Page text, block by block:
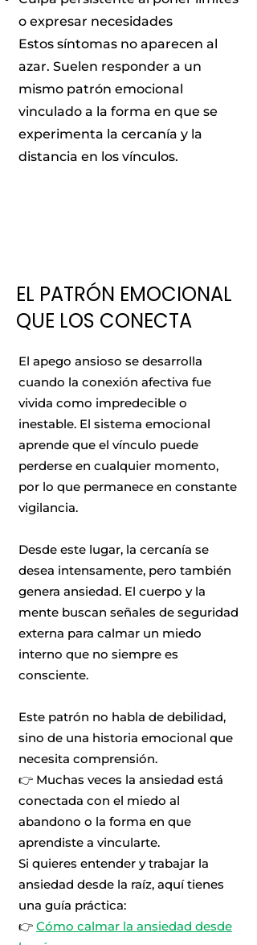
o expresar necesidades
Estos síntomas no aparecen al
azar. Suelen responder a un
mismo patrón emocional
vinculado a la forma en que se
experimenta la cercanía y la
distancia en los vínculos.
EL PATRÓN EMOCIONAL
QUE LOS CONECTA
El apego ansioso se desarrolla
cuando la conexión afectiva fue
vivida como impredecible o
inestable. El sistema emocional
aprende que el vínculo puede
perderse en cualquier momento,
por lo que permanece en constante
vigilancia.
Desde este lugar, la cercanía se
desea intensamente, pero también
genera ansiedad. El cuerpo y la
mente buscan señales de seguridad
externa para calmar un miedo
interno que no siempre es
consciente.
Este patrón no habla de debilidad,
sino de una historia emocional que
necesita comprensión.
👉 Muchas veces la ansiedad está
conectada con el miedo al
abandono o la forma en que
aprendiste a vincularte.
Si quieres entender y trabajar la
ansiedad desde la raíz, aquí tienes
una guía práctica:
👉 Cómo calmar la ansiedad desde